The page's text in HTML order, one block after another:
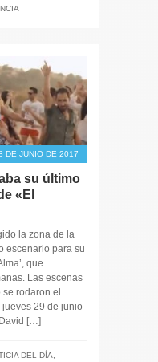
DE JUNIO DE 2017
su último
«El
la zona de la
escenario para su
que
Las escenas
rodaron el
29 de junio
[…]
DEL DÍA